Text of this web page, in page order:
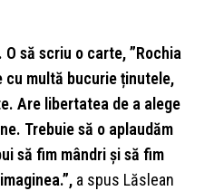
să scriu o carte, ”Rochia
cu multă bucurie ținutele,
Are libertatea de a alege
Trebuie să o aplaudăm
să fim mândri și să fim
a spus Lăslean